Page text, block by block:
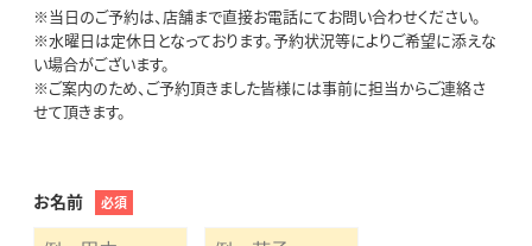
※当日のご予約は、店舗まで直接お電話にてお問い合わせください。
※水曜日は定休日となっております。予約状況等によりご希望に添えな
い場合がございます。
※ご案内のため、ご予約頂きました皆様には事前に担当からご連絡さ
せて頂きます。
お名前 必須